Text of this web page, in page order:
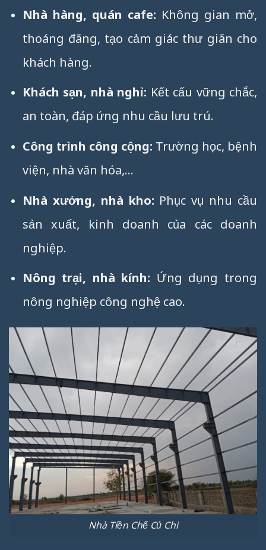
Nhà hàng, quán cafe: Không gian mở,
thoáng đãng, tạo cảm giác thư giãn cho
khách hàng.
Khách sạn, nhà nghỉ: Kết cấu vững chắc,
an toàn, đáp ứng nhu cầu lưu trú.
Công trình công cộng: Trường học, bệnh
viện, nhà văn hóa,…
Nhà xưởng, nhà kho: Phục vụ nhu cầu
sản xuất, kinh doanh của các doanh
nghiệp.
Nông trại, nhà kính: Ứng dụng trong
nông nghiệp công nghệ cao.
Nhà Tiền Chế Củ Chi